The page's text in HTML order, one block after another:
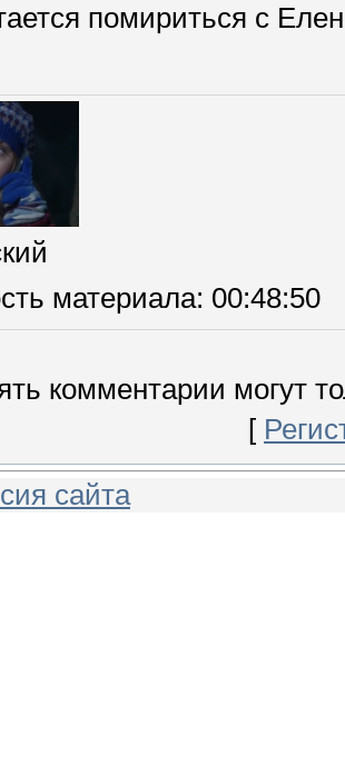
помириться с
материала: 00:48:50
комментарии могут
[
сайта